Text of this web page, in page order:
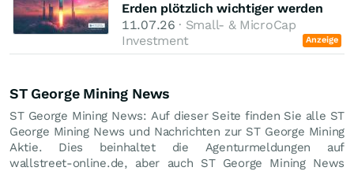
Erden plötzlich wichtiger werden
11.07.26 · Small- & MicroCap
Investment
Anzeige
ST George Mining News
ST George Mining News: Auf dieser Seite finden Sie alle ST
George Mining News und Nachrichten zur ST George Mining
Aktie. Dies beinhaltet die Agenturmeldungen auf
wallstreet-online.de, aber auch ST George Mining News